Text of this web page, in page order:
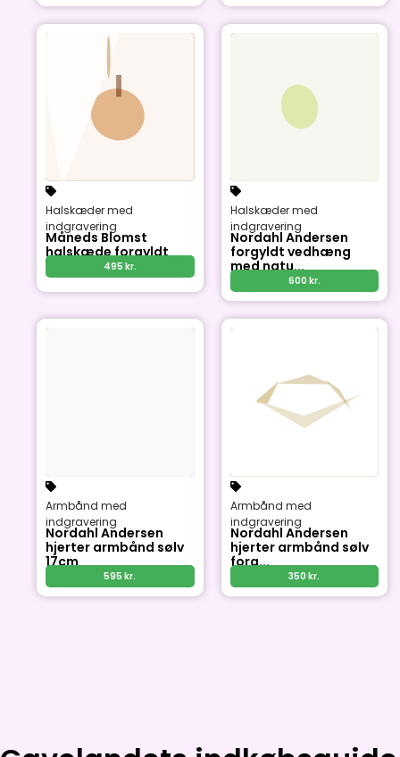
Halskæder med
indgravering
Måneds Blomst
halskæde forgyldt
495 kr.
Halskæder med
indgravering
Nordahl Andersen
forgyldt vedhæng
med natu...
600 kr.
Armbånd med
indgravering
Nordahl Andersen
hjerter armbånd sølv
17cm
595kr.
Armbånd med
indgravering
Nordahl Andersen
hjerter armbånd sølv
forg...
350kr.